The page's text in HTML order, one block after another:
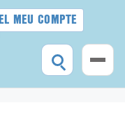
EL MEU COMPTE